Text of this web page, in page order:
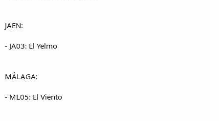
JAEN:
- JA03: El Yelmo
MÁLAGA:
- ML05: El Viento